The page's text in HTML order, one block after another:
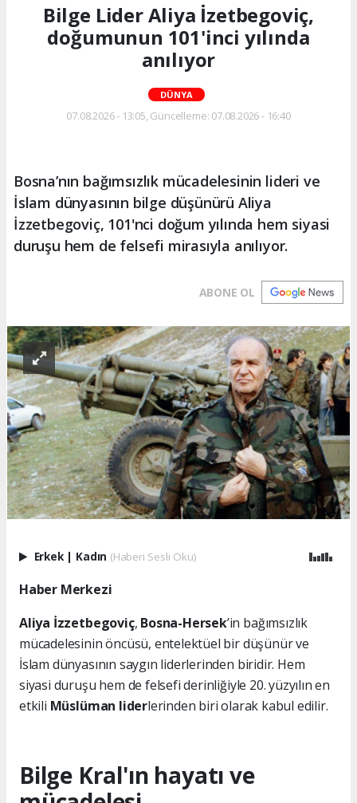
Bilge Lider Aliya İzetbegoviç,
doğumunun 101'inci yılında
anılıyor
DÜNYA
07.08.2026 - 13:05, Güncelleme: 07.08.2026 - 16:40
Bosna’nın bağımsızlık mücadelesinin lideri ve
İslam dünyasının bilge düşünürü Aliya
İzzetbegoviç, 101'nci doğum yılında hem siyasi
duruşu hem de felsefi mirasıyla anılıyor.
ABONE OL
Erkek | Kadın (Haberi Sesli Oku)
Haber Merkezi
Aliya İzzetbegoviç, Bosna-Hersek’in bağımsızlık
mücadelesinin öncüsü, entelektüel bir düşünür ve
İslam dünyasının saygın liderlerinden biridir. Hem
siyasi duruşu hem de felsefi derinliğiyle 20. yüzyılın en
etkili Müslüman liderlerinden biri olarak kabul edilir.
Bilge Kral'ın hayatı ve